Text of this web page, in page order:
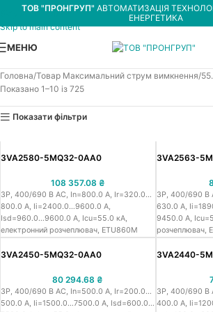
Skip to navigation
Skip to main content
ТОВ "ПРОНГРУП" АВТОМАТИЗАЦІЯ
ЕНЕРГЕТИКА
МЕНЮ
Головна Товар Максимальний струм вимкнення
Показано 1–10 із 725
Показати фільтри
3VA2580-5MQ32-0AA0
108 357.08 ₴
3P, 400/690 В АС, In=800.0 A, Ir=320.0…
800.0 A, Iі=2400.0…9600.0 A,
Isd=960.0…9600.0 A, Icu=55.0 кА,
електронний розчеплювач, ETU860M
стаціонарний автоматичний вимикач в
напруга 400/690 В АС, номінальний
струм 800.0 A, струм теплового
перевантаження 320.0…800.0 A, струм
3VA2563-
3P, 400/690 В
630.0 A,
9450.0 A,
розчеплювач,
автоматичний
400/690 В АС,
A, струм
250.0…630.0 A,
3VA2450-5MQ32-0AA0
80 294.68 ₴
3P, 400/690 В АС, In=500.0 A, Ir=200.0…
500.0 A, Iі=1500.0…7500.0 A, Isd=600.0…
3VA2440-
3P, 400/690 В
400.0 A,